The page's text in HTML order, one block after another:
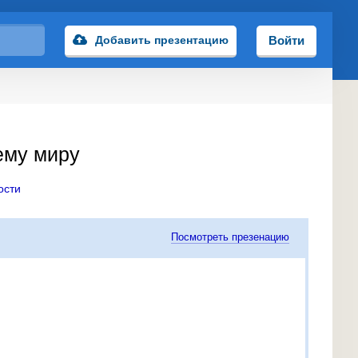
Добавить презентацию Войти
миру
Посмотреть презенацию